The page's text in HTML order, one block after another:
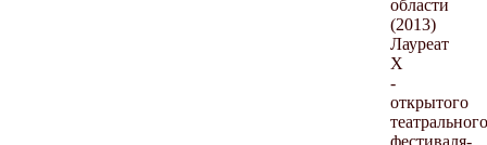
области
(2013)
Лауреат
Х
-
открытого
театрального
фестиваля-